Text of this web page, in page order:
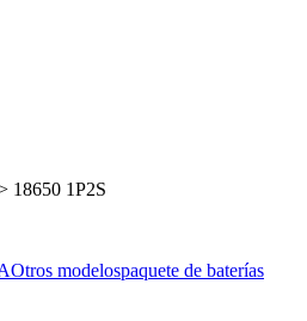
18650 1P2S
Otros modelospaquete de baterías